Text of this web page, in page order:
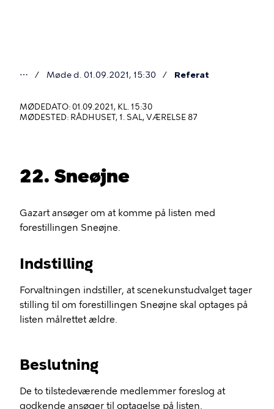
er
her
⋯ Møde d. 01.09.2021, 15:30 Referat
MØDEDATO: 01.09.2021, KL. 15:30
MØDESTED: RÅDHUSET, 1. SAL, VÆRELSE 87
22. Sneøjne
Gazart ansøger om at komme på listen med
forestillingen Sneøjne.
Indstilling
Forvaltningen indstiller, at scenekunstudvalget tager
stilling til om forestillingen Sneøjne skal optages på
listen målrettet ældre.
Beslutning
De to tilstedeværende medlemmer foreslog at
godkende ansøger til optagelse på listen.